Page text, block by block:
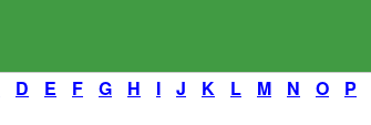
D E F G H I J K L M N O P